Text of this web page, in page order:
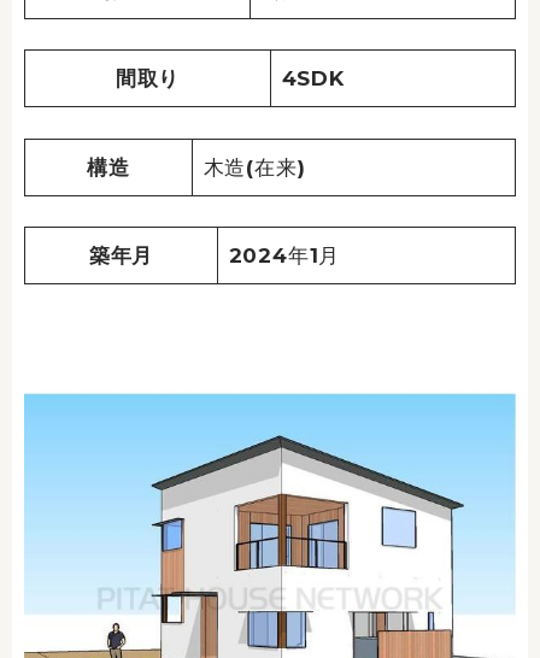
間取り 4SDK
構造 木造(在来)
築年月 2024年1月